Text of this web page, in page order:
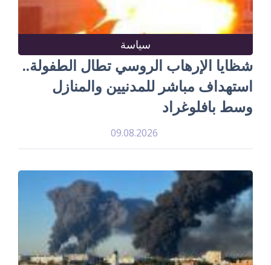
سياسة
شظايا الإرهاب الروسي تطال الطفولة..
استهداف مباشر للمدنيين والمنازل
وسط بافلوغراد
09.08.2026